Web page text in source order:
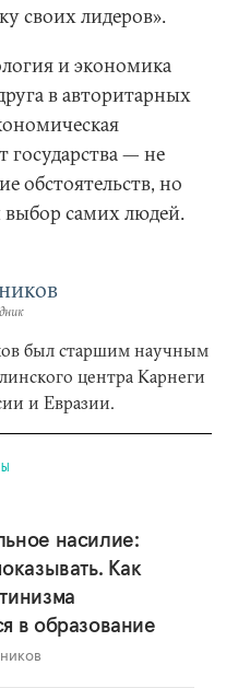
своих лидеров».
и экономика
в авторитарных
государства — не
обстоятельств, но
выбор самих людей.
был старшим научным
центра Карнеги
и Евразии.
насилие:
Как
в образование